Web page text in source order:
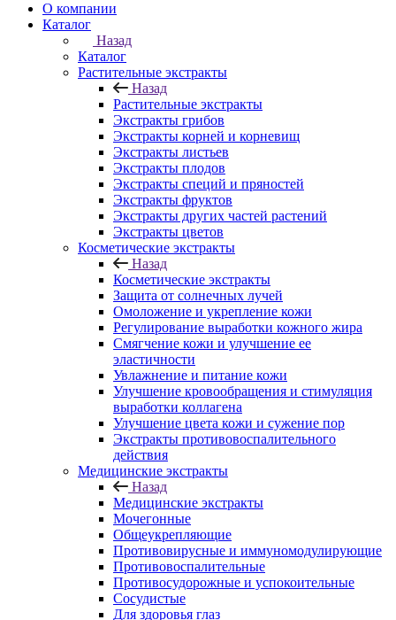
О компании
Каталог
Назад
Каталог
Растительные экстракты
Назад
Растительные экстракты
Экстракты грибов
Экстракты корней и корневищ
Экстракты листьев
Экстракты плодов
Экстракты специй и пряностей
Экстракты фруктов
Экстракты других частей растений
Экстракты цветов
Косметические экстракты
Назад
Косметические экстракты
Защита от солнечных лучей
Омоложение и укрепление кожи
Регулирование выработки кожного жира
Смягчение кожи и улучшение ее
эластичности
Увлажнение и питание кожи
Улучшение кровообращения и стимуляция
выработки коллагена
Улучшение цвета кожи и сужение пор
Экстракты противовоспалительного
действия
Медицинские экстракты
Назад
Медицинские экстракты
Мочегонные
Общеукрепляющие
Противовирусные и иммуномодулирующие
Противовоспалительные
Противосудорожные и успокоительные
Сосудистые
Для здоровья глаз